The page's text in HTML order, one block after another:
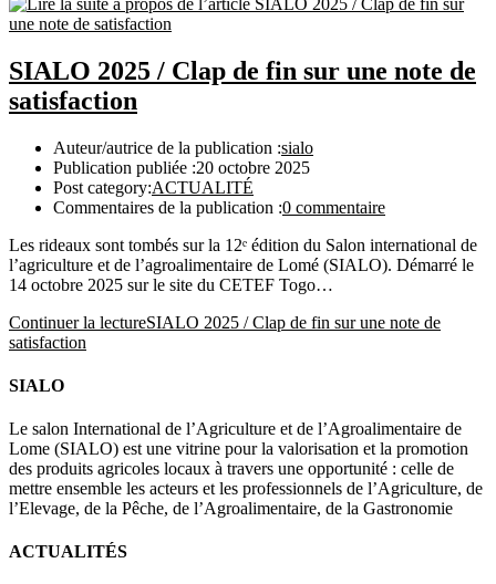
SIALO 2025 / Clap de fin sur une note de
satisfaction
Auteur/autrice de la publication :sialo
Publication publiée :20 octobre 2025
Post category:ACTUALITÉ
Commentaires de la publication :0 commentaire
Les rideaux sont tombés sur la 12ᵉ édition du Salon international de
l’agriculture et de l’agroalimentaire de Lomé (SIALO). Démarré le
14 octobre 2025 sur le site du CETEF Togo…
Continuer la lectureSIALO 2025 / Clap de fin sur une note de
satisfaction
SIALO
Le salon International de l’Agriculture et de l’Agroalimentaire de
Lome (SIALO) est une vitrine pour la valorisation et la promotion
des produits agricoles locaux à travers une opportunité : celle de
mettre ensemble les acteurs et les professionnels de l’Agriculture, de
l’Elevage, de la Pêche, de l’Agroalimentaire, de la Gastronomie
ACTUALITÉS